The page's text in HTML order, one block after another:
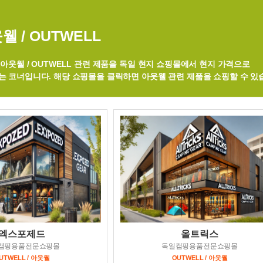
/ OUTWELL
웃웰 / OUTWELL 관련 제품을 독일 현지 쇼핑몰에서 현지 가격으로
코너입니다. 해당 쇼핑몰을 클릭하면 아웃웰 관련 제품을 쇼핑할 수 있
스포제드
핑용품전문쇼핑몰
/ 아웃웰
올트릭스
독일캠핑용품전문쇼핑몰
OUTWELL / 아웃웰